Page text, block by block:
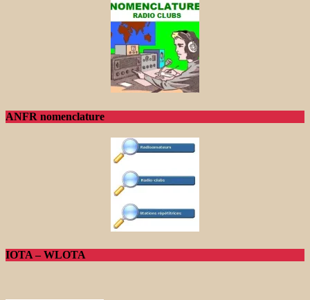
ANFR nomenclature
IOTA – WLOTA